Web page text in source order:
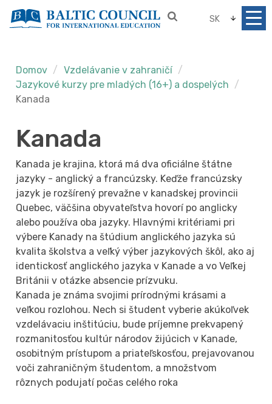
SK
Domov
Vzdelávanie v zahraničí
Jazykové kurzy pre mladých (16+) a dospelých
Kanada
Kanada
Kanada je krajina, ktorá má dva oficiálne štátne
jazyky - anglický a francúzsky. Keďže francúzsky
jazyk je rozšírený prevažne v kanadskej provincii
Quebec, väčšina obyvateľstva hovorí po anglicky
alebo používa oba jazyky. Hlavnými kritériami pri
výbere Kanady na štúdium anglického jazyka sú
kvalita školstva a veľký výber jazykových škôl, ako aj
identickosť anglického jazyka v Kanade a vo Veľkej
Británii v otázke absencie prízvuku.
Kanada je známa svojimi prírodnými krásami a
veľkou rozlohou. Nech si študent vyberie akúkoľvek
vzdelávaciu inštitúciu, bude príjemne prekvapený
rozmanitosťou kultúr národov žijúcich v Kanade,
osobitným prístupom a priateľskosťou, prejavovanou
voči zahraničným študentom, a množstvom
rôznych podujatí počas celého roka